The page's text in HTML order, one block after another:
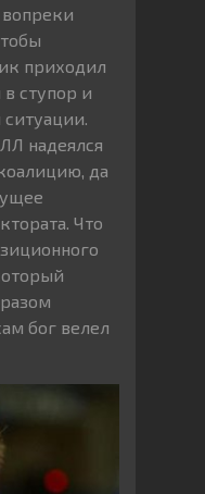
приходил
ступор и
надеялся
да
Что
бог велел